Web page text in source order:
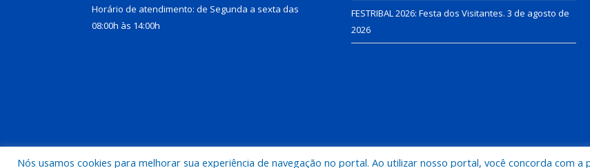
Horário de atendimento: de Segunda a sexta das
08:00h às 14:00h
FESTRIBAL 2026: Festa dos Visitantes. 3 de agosto de
2026
Nós usamos cookies para melhorar sua experiência de navegação no portal. Ao utilizar nosso portal, você concorda com a